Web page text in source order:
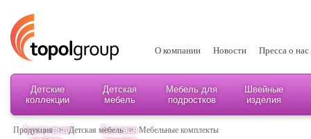
О компании Новости Пресса о нас
Детские
коллекции
Детская
мебель
Мебель для
подростков
Швейные
изделия
Адаптивная
Бытовая
Продукция > Детская мебель > Мебельные комплекты